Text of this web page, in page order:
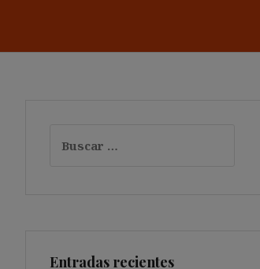
Entradas recientes